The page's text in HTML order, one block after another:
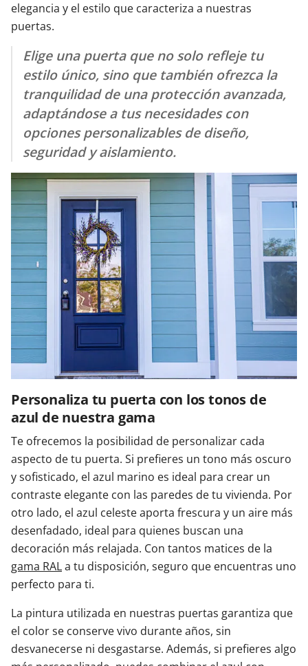
elegancia y el estilo que caracteriza a nuestras
puertas.
Elige una puerta que no solo refleje tu
estilo único, sino que también ofrezca la
tranquilidad de una protección avanzada,
adaptándose a tus necesidades con
opciones personalizables de diseño,
seguridad y aislamiento.
Personaliza tu puerta con los tonos de
azul de nuestra gama
Te ofrecemos la posibilidad de personalizar cada
aspecto de tu puerta. Si prefieres un tono más oscuro
y sofisticado, el azul marino es ideal para crear un
contraste elegante con las paredes de tu vivienda. Por
otro lado, el azul celeste aporta frescura y un aire más
desenfadado, ideal para quienes buscan una
decoración más relajada. Con tantos matices de la
gama RALa tu disposición, seguro que encuentras uno
perfecto para ti.
La pintura utilizada en nuestras puertas garantiza que
el color se conserve vivo durante años, sin
desvanecerse ni desgastarse. Además, si prefieres algo